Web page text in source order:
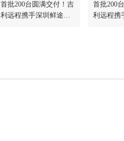
首批200台圆满交付！吉
利远程携手深圳鲜途落
首批200
利远程携